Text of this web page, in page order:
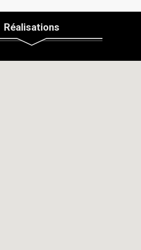
Réalisations